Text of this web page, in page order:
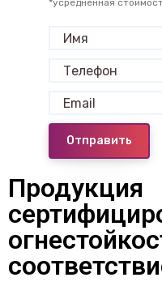
*усреднённая
Отправить
Продукция